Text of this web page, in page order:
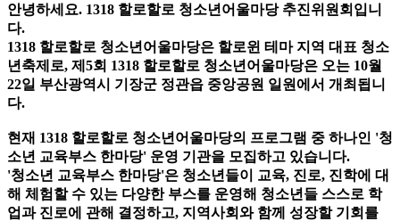
안녕하세요. 1318 할로할로 청소년어울마당 추진위원회입니
다.
1318 할로할로 청소년어울마당은 할로윈 테마 지역 대표 청소
년축제로, 제5회 1318 할로할로 청소년어울마당은 오는 10월
22일 부산광역시 기장군 정관읍 중앙공원 일원에서 개최됩니
다.
현재 1318 할로할로 청소년어울마당의 프로그램 중 하나인 '청
소년 교육부스 한마당' 운영 기관을 모집하고 있습니다.
'청소년 교육부스 한마당'은 청소년들이 교육, 진로, 진학에 대
해 체험할 수 있는 다양한 부스를 운영해 청소년들 스스로 학
업과 진로에 관해 결정하고, 지역사회와 함께 성장할 기회를